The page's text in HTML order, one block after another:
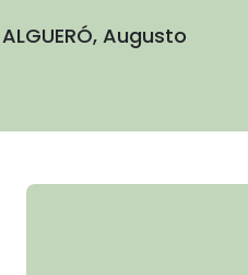
ALGUERÓ, Augusto